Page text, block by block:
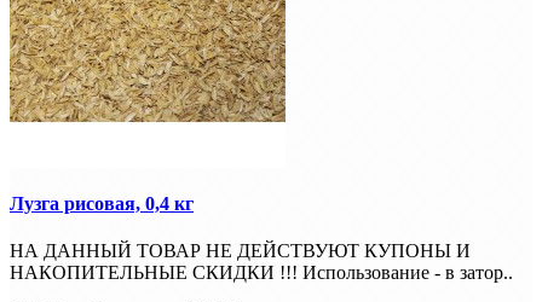
Лузга рисовая, 0,4 кг
НА ДАННЫЙ ТОВАР НЕ ДЕЙСТВУЮТ КУПОНЫ И
НАКОПИТЕЛЬНЫЕ СКИДКИ !!! Использование - в затор..